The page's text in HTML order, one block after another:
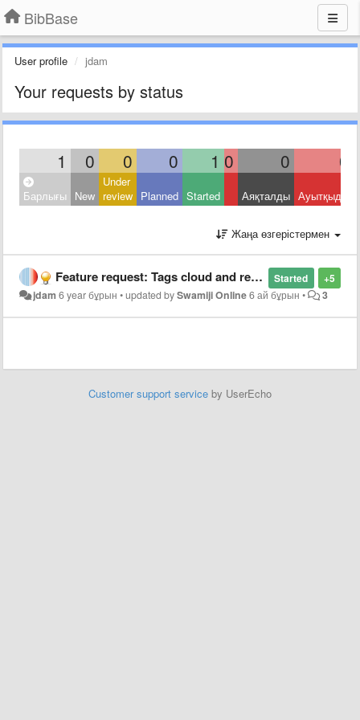
BibBase
User profile jdam
Your requests by status
1 0 0 0 1 0 0 0
Барлығы New
Under
review Planned Started Аяқталды Ауытқыды
Жаңа өзгерістермен
+5
Started
Feature request: Tags cloud and research bar
jdam 6 year бұрын •updated bySwamiji Online6 ай бұрын • 3
Customer support service by UserEcho